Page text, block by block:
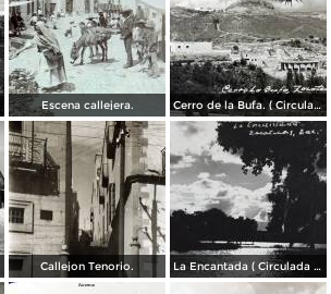
Escena callejera. Cerro de la Bufa. ( Circulada el 27 de Octubre de 1950 ).
Callejon Tenorio. La Encantada ( Circulada el 26 de Mayo de 1948 ).